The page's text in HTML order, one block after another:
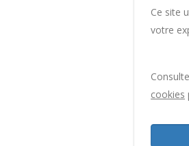
Ce site
votre
cookies